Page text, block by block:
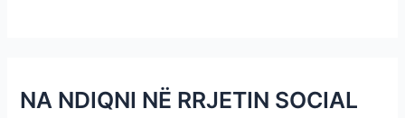
NA NDIQNI NË RRJETIN SOCIAL